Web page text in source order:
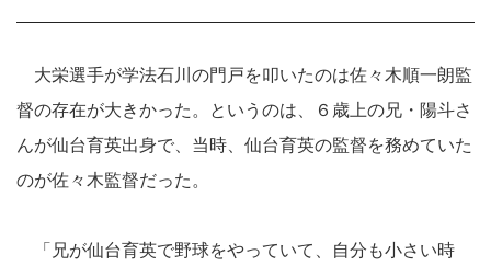
大栄選手が学法石川の門戸を叩いたのは佐々木順一朗監
督の存在が大きかった。というのは、６歳上の兄・陽斗さ
んが仙台育英出身で、当時、仙台育英の監督を務めていた
のが佐々木監督だった。
「兄が仙台育英で野球をやっていて、自分も小さい時